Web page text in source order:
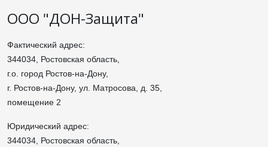
ООО "ДОН-Защита"
Фактический адрес:
344034, Ростовская область,
г.о. город Ростов-на-Дону,
г. Ростов-на-Дону, ул. Матросова, д. 35,
помещение 2
Юридический адрес:
344034, Ростовская область,